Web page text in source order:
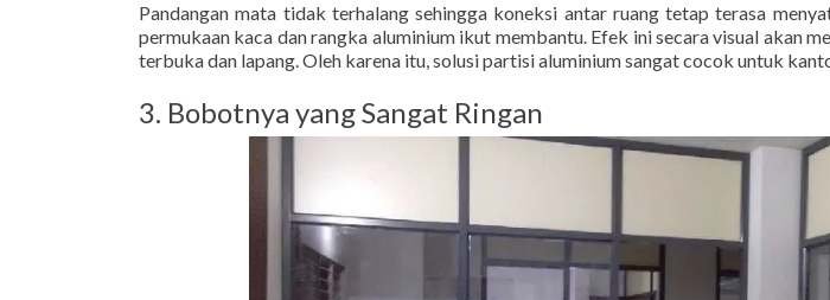
Pandangan mata tidak terhalang sehingga koneksi antar ruang tetap terasa
permukaan kaca dan rangka aluminium ikut membantu. Efek ini secara visual akan
terbuka dan lapang. Oleh karena itu, solusi partisi aluminium sangat cocok untuk
3. Bobotnya yang Sangat Ringan